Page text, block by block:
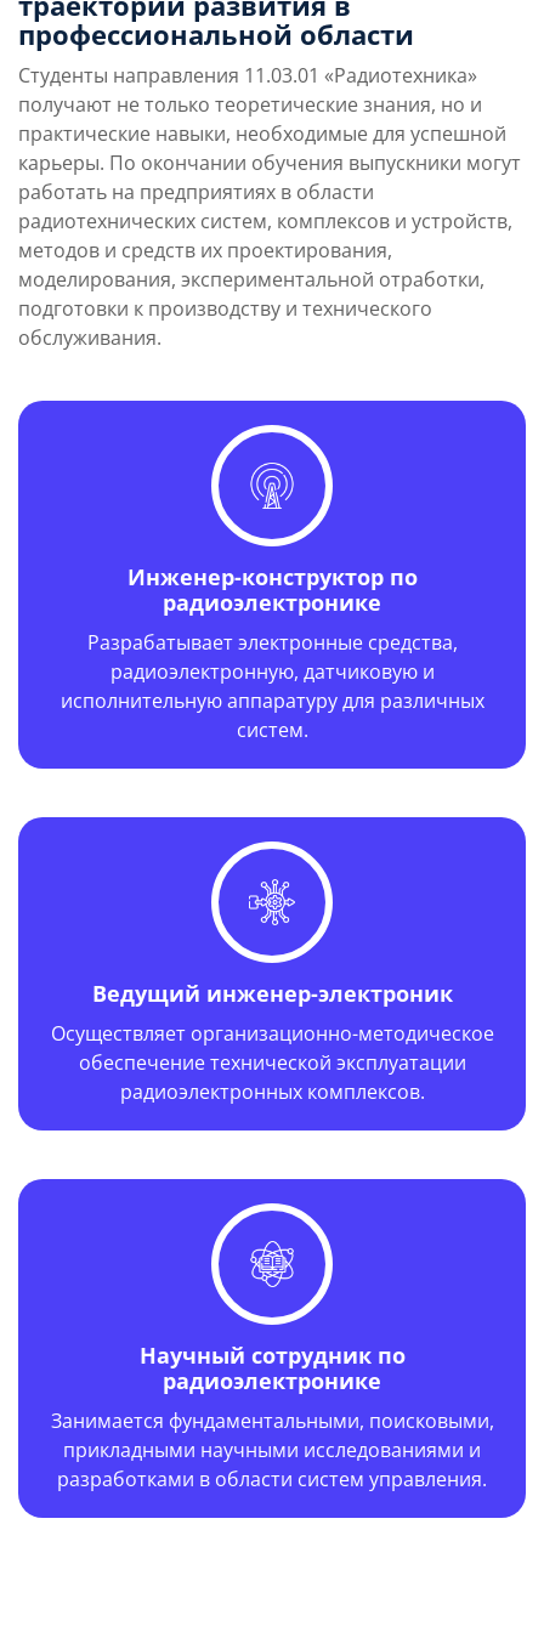
Год выпуска: 1985 г.
траектории развития в
профессиональной области
Студенты направления 11.03.01 «Радиотехника»
получают не только теоретические знания, но и
практические навыки, необходимые для успешной
карьеры. По окончании обучения выпускники могут
работать на предприятиях в области
радиотехнических систем, комплексов и устройств,
методов и средств их проектирования,
моделирования, экспериментальной отработки,
подготовки к производству и технического
обслуживания.
Инженер-конструктор по
радиоэлектронике
Разрабатывает электронные средства,
радиоэлектронную, датчиковую и
исполнительную аппаратуру для различных
систем.
Ведущий инженер-электроник
Осуществляет организационно-методическое
обеспечение технической эксплуатации
радиоэлектронных комплексов.
Научный сотрудник по
радиоэлектронике
Занимается фундаментальными, поисковыми,
прикладными научными исследованиями и
разработками в области систем управления.